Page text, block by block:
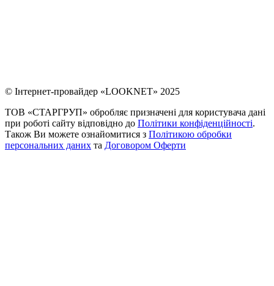
© Інтернет-провайдер «LOOKNET» 2025
ТОВ «СТАРГРУП» обробляє призначені для користувача дані
при роботі сайту відповідно до Політики конфіденційності.
Також Ви можете ознайомитися з Політикою обробки
персональних даних та Договором Оферти